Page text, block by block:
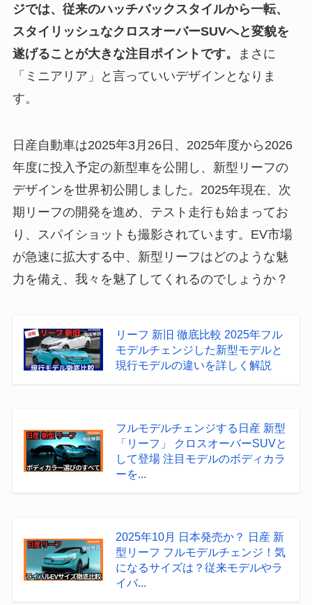
ジでは、従来のハッチバックスタイルから一転、
スタイリッシュなクロスオーバーSUVへと変貌を
遂げることが大きな注目ポイントです。
まさに
「ミニアリア」と言っていいデザインとなりま
す。
日産自動車は2025年3月26日、2025年度から2026
年度に投入予定の新型車を公開し、新型リーフの
デザインを世界初公開しました。2025年現在、次
期リーフの開発を進め、テスト走行も始まってお
り、スパイショットも撮影されています。EV市場
が急速に拡大する中、新型リーフはどのような魅
力を備え、我々を魅了してくれるのでしょうか？
リーフ 新旧 徹底比較 2025年フル
モデルチェンジした新型モデルと
現行モデルの違いを詳しく解説
フルモデルチェンジする日産 新型
「リーフ」 クロスオーバーSUVと
して登場 注目モデルのボディカラ
ーを...
2025年10月 日本発売か？ 日産 新
型リーフ フルモデルチェンジ！気
になるサイズは？従来モデルやラ
イバ...